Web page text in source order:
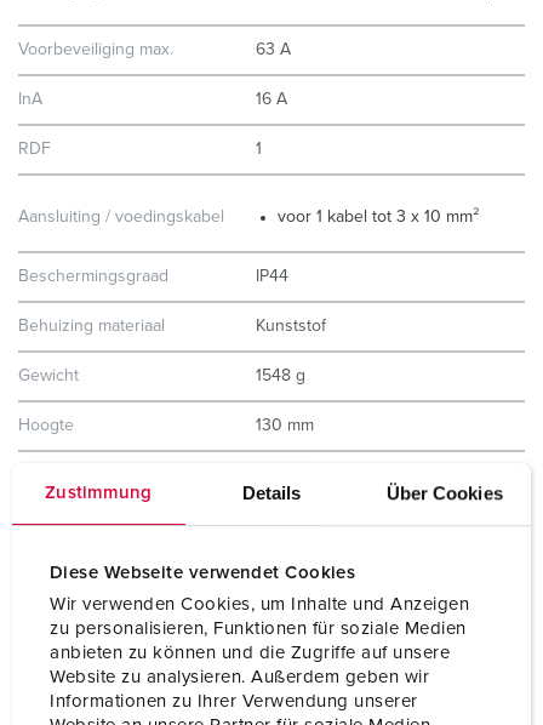
Zustimmung Details Über Cookies
Diese Webseite verwendet Cookies
Wir verwenden Cookies, um Inhalte und Anzeigen
zu personalisieren, Funktionen für soziale Medien
anbieten zu können und die Zugriffe auf unsere
Website zu analysieren. Außerdem geben wir
Informationen zu Ihrer Verwendung unserer
Voorbeveiliging max. 63 A
InA 16 A
RDF 1
Aansluiting / voedingskabel voor 1 kabel tot 3 x 10 mm²
Beschermingsgraad IP44
Behuizing materiaal Kunststof
Gewicht 1548 g
Hoogte 130 mm
Certificeringen EAC
Combinatie uit voorraad A